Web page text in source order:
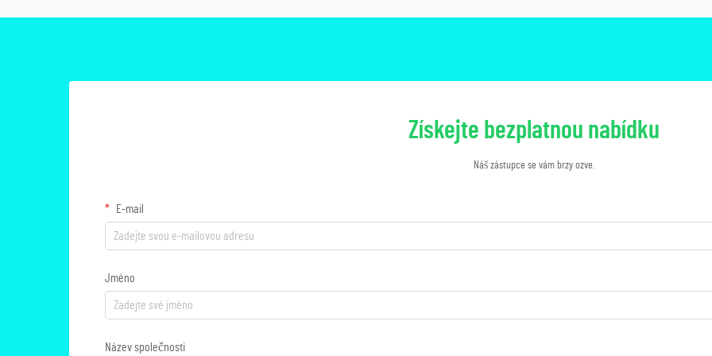
Získejte bezplatnou nabídku
Náš zástupce se vám brzy ozve.
E-mail
Jméno
Název společnosti